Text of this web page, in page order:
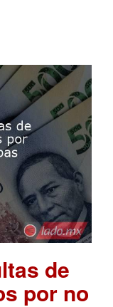
de
por no